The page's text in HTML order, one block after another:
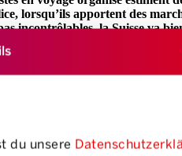
du unsere
lorsqu’ils apportent des
incontrôlables, la Suisse va
Unis. Jusque-là, tout va
de transport aérien
la longue liste des
de nombreuses start-